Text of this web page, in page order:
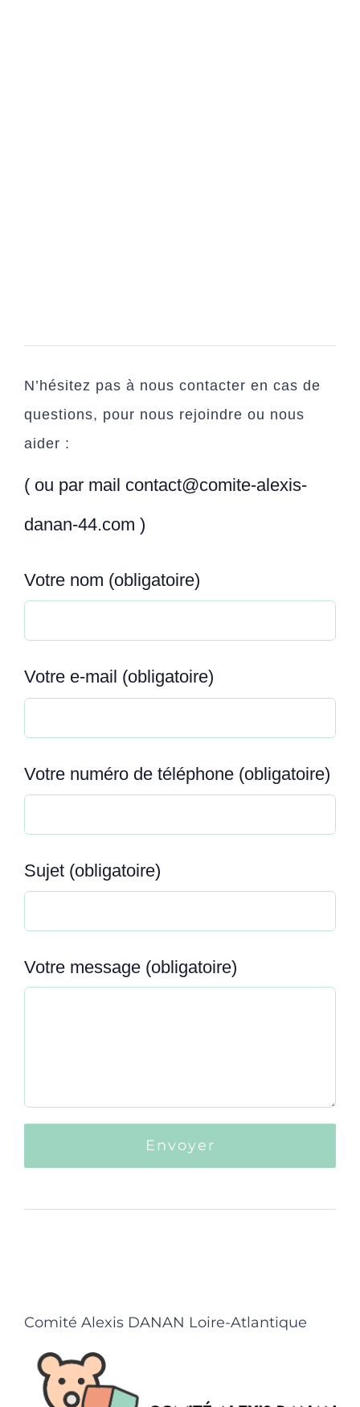
N’hésitez pas à nous contacter en cas de
questions, pour nous rejoindre ou nous
aider :
( ou par mail contact@comite-alexis-
danan-44.com )
Votre nom (obligatoire)
Votre e-mail (obligatoire)
Votre numéro de téléphone (obligatoire)
Sujet (obligatoire)
Votre message (obligatoire)
Comité Alexis DANAN Loire-Atlantique